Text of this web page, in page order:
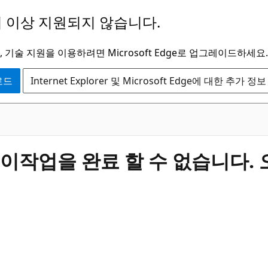
상 지원되지 않습니다.
기술 지원을 이용하려면 Microsoft Edge로 업그레이드하세요.
Internet Explorer 및 Microsoft Edge에 대한 추가 정보
작업을 완료 할 수 없습니다.